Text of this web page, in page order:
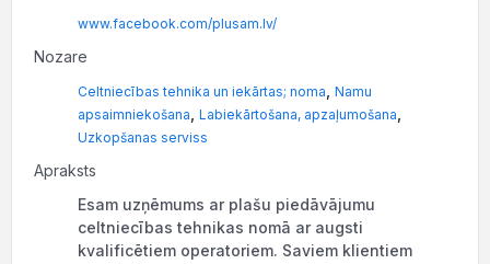
www.facebook.com/plusam.lv/
Nozare
Celtniecības tehnika un iekārtas; noma Namu
apsaimniekošana Labiekārtošana, apzaļumošana
Uzkopšanas serviss
Apraksts
Esam uzņēmums ar plašu piedāvājumu
celtniecības tehnikas nomā ar augsti
kvalificētiem operatoriem. Saviem klientiem